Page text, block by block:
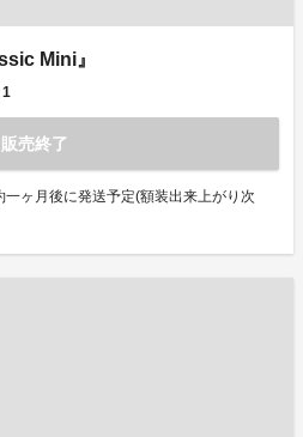
Mini』
1
販売終了
ヶ月後に発送予定(額装出来上がり次